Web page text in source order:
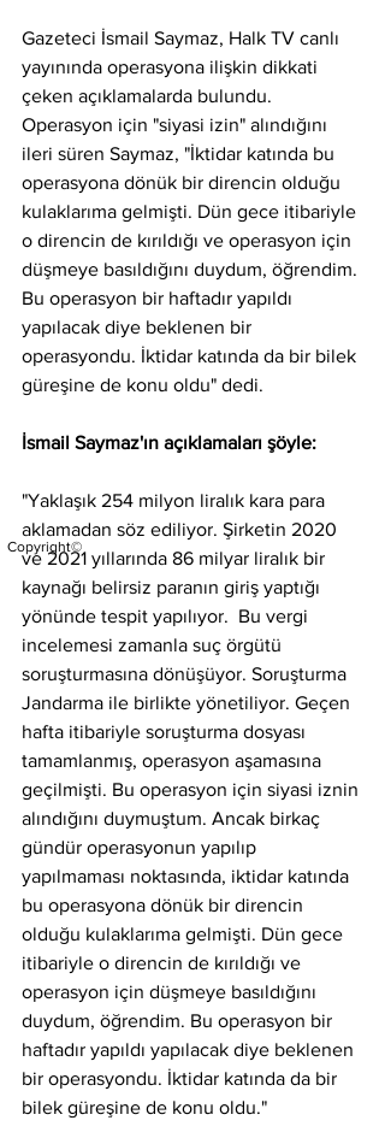
Gazeteci İsmail Saymaz, Halk TV canlı
yayınında operasyona ilişkin dikkati
çeken açıklamalarda bulundu.
Operasyon için "siyasi izin" alındığını
ileri süren Saymaz, "İktidar katında bu
operasyona dönük bir direncin olduğu
kulaklarıma gelmişti. Dün gece itibariyle
o direncin de kırıldığı ve operasyon için
düşmeye basıldığını duydum, öğrendim.
Bu operasyon bir haftadır yapıldı
yapılacak diye beklenen bir
operasyondu. İktidar katında da bir bilek
güreşine de konu oldu" dedi.
İsmail Saymaz'ın açıklamaları şöyle:
"Yaklaşık 254 milyon liralık kara para
aklamadan söz ediliyor. Şirketin 2020
ve 2021 yıllarında 86 milyar liralık bir
kaynağı belirsiz paranın giriş yaptığı
yönünde tespit yapılıyor.  Bu vergi
incelemesi zamanla suç örgütü
soruşturmasına dönüşüyor. Soruşturma
Jandarma ile birlikte yönetiliyor. Geçen
hafta itibariyle soruşturma dosyası
tamamlanmış, operasyon aşamasına
geçilmişti. Bu operasyon için siyasi iznin
alındığını duymuştum. Ancak birkaç
gündür operasyonun yapılıp
yapılmaması noktasında, iktidar katında
bu operasyona dönük bir direncin
olduğu kulaklarıma gelmişti. Dün gece
itibariyle o direncin de kırıldığı ve
operasyon için düşmeye basıldığını
duydum, öğrendim. Bu operasyon bir
haftadır yapıldı yapılacak diye beklenen
bir operasyondu. İktidar katında da bir
bilek güreşine de konu oldu."
Copyright©